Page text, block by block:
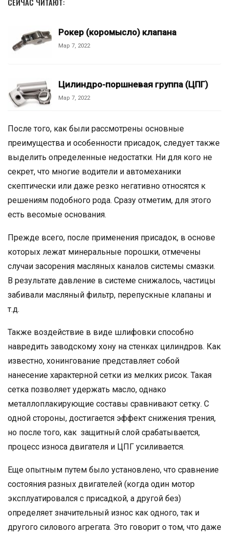
Рокер (коромысло) клапана
Мар 7, 2022
Цилиндро-поршневая группа (ЦПГ)
Мар 7, 2022
После того, как были рассмотрены основные
преимущества и особенности присадок, следует также
выделить определенные недостатки. Ни для кого не
секрет, что многие водители и автомеханики
скептически или даже резко негативно относятся к
решениям подобного рода. Сразу отметим, для этого
есть весомые основания.
Прежде всего, после применения присадок, в основе
которых лежат минеральные порошки, отмечены
случаи засорения масляных каналов системы смазки.
В результате давление в системе снижалось, частицы
забивали масляный фильтр, перепускные клапаны и
т.д.
Также воздействие в виде шлифовки способно
навредить заводскому хону на стенках цилиндров. Как
известно, хонингование представляет собой
нанесение характерной сетки из мелких рисок. Такая
сетка позволяет удержать масло, однако
металлоплакирующие составы сравнивают сетку. С
одной стороны, достигается эффект снижения трения,
но после того, как защитный слой срабатывается,
процесс износа двигателя и ЦПГ усиливается.
Еще опытным путем было установлено, что сравнение
состояния разных двигателей (когда один мотор
эксплуатировался с присадкой, а другой без)
определяет значительный износ как одного, так и
другого силового агрегата. Это говорит о том, что даже